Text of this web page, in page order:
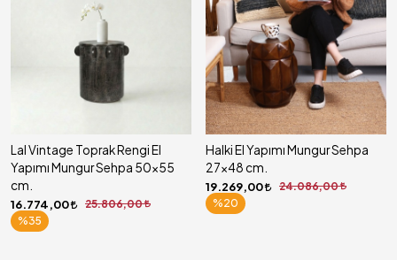
Lal Vintage Toprak Rengi El
Yapımı Mungur Sehpa 50x55
cm.
16.774,00
25.806,00
%35
Halki El Yapımı Mungur Sehpa
27x48 cm.
19.269,00
24.086,00
%20